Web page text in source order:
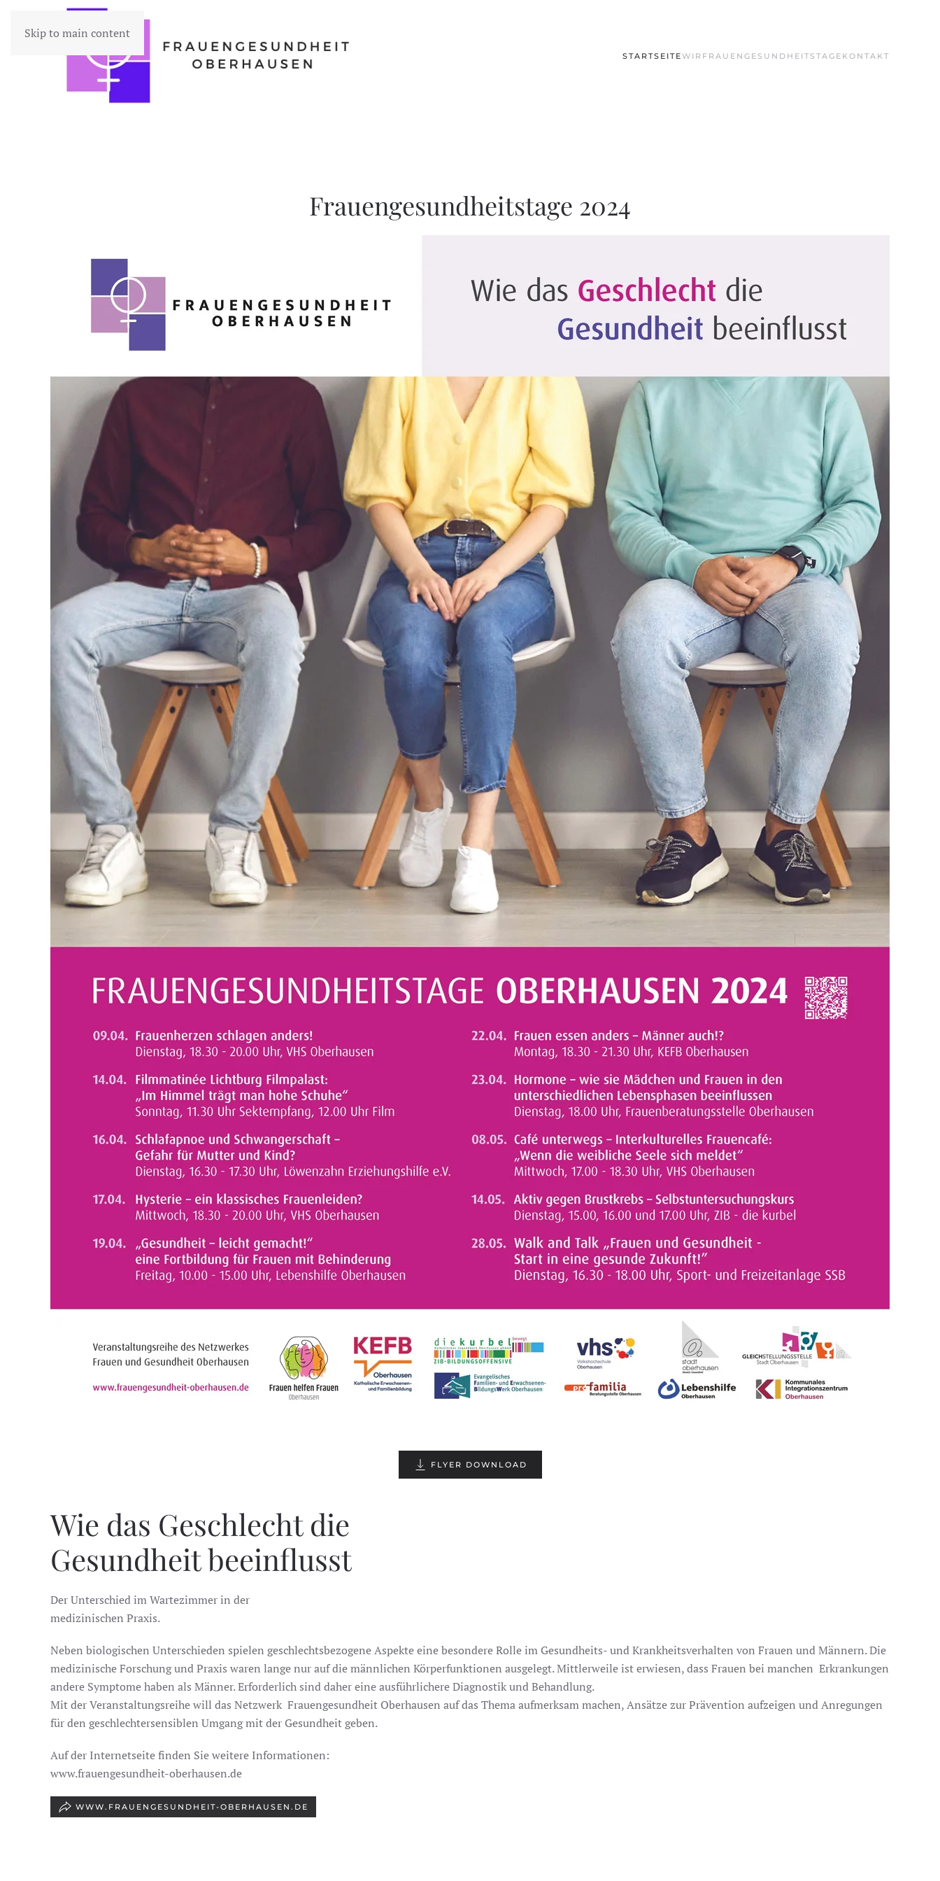
Skip to main content
STARTSEITEWIR FRAUENGESUNDHEITSTAGE KONTAKT
Frauengesundheitstage 2024
FLYER DOWNLOAD
Wie das Geschlecht die
Gesundheit beeinflusst
Der Unterschied im Wartezimmer in der
medizinischen Praxis.
Neben biologischen Unterschieden spielen geschlechtsbezogene Aspekte eine besondere Rolle im Gesundheits- und Krankheitsverhalten von Frauen und Männern. Die
medizinische Forschung und Praxis waren lange nur auf die männlichen Körperfunktionen ausgelegt. Mittlerweile ist erwiesen, dass Frauen bei manchen Erkrankungen
andere Symptome haben als Männer. Erforderlich sind daher eine ausführlichere Diagnostik und Behandlung.
Mit der Veranstaltungsreihe will das Netzwerk Frauengesundheit Oberhausen auf das Thema aufmerksam machen, Ansätze zur Prävention aufzeigen und Anregungen
für den geschlechtersensiblen Umgang mit der Gesundheit geben.
Auf der Internetseite finden Sie weitere Informationen:
www.frauengesundheit-oberhausen.de
WWW.FRAUENGESUNDHEIT-OBERHAUSEN.DE